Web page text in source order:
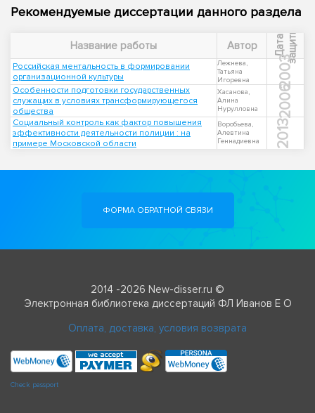
Рекомендуемые диссертации данного раздела
Название работы Автор Д
а
т
а
з
а
щ
и
ты
Российская ментальность в формировании
организационной культуры
Лежнева,
Татьяна
Игоревна
2003
Особенности подготовки государственных
служащих в условиях трансформирующегося
общества
Хасанова,
Алина
Нурулловна
2006
Социальный контроль как фактор повышения
эффективности деятельности полиции : на
примере Московской области
Воробьева,
Алевтина
Геннадиевна
2013
ФОРМА ОБРАТНОЙ СВЯЗИ
2014 -2026 New-disser.ru ©
Электронная библиотека диссертаций ФЛ Иванов Е О
Оплата, доставка, условия возврата
Check passport